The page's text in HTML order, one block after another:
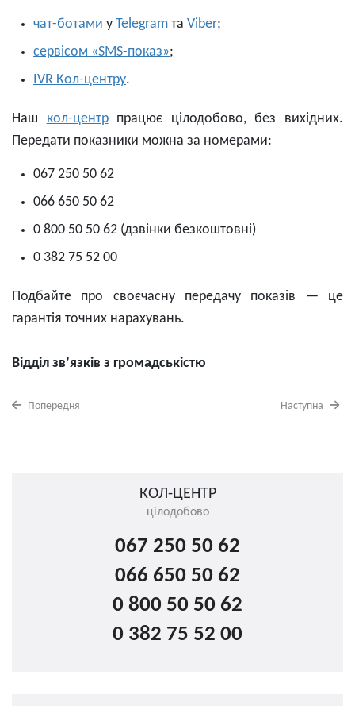
чат-ботами у Telegram та Viber;
сервісом «SMS-показ»;
IVR Кол-центру.
Наш кол-центрпрацює цілодобово, без вихідних.
Передати показники можна за номерами:
067 250 50 62
066 650 50 62
0 800 50 50 62 (дзвінки безкоштовні)
0 382 75 52 00
Подбайте про своєчасну передачу показів — це
гарантія точних нарахувань.
Відділ зв’язків з громадськістю
Попередня Наступна
КОЛ-ЦЕНТР
цілодобово
067 250 50 62
066 650 50 62
0 800 50 50 62
0 382 75 52 00